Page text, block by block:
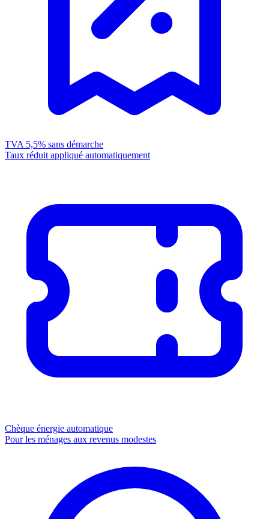
TVA 5,5% sans démarche
Taux réduit appliqué automatiquement
Chèque énergie automatique
Pour les ménages aux revenus modestes